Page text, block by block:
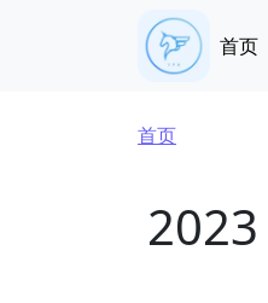
首页
面包屑
首页